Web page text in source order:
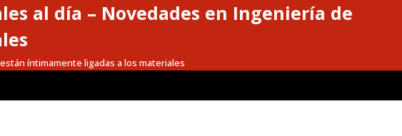
al día – Novedades en Ingeniería de
íntimamente ligadas a los materiales